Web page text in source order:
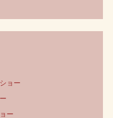
ョー
ー